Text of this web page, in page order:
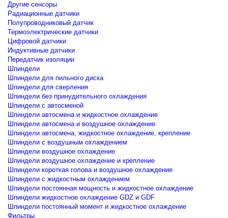
Другие сенсоры
Радиационные датчики
Полупроводниковый датчик
Термоэлектрические датчики
Цифровой датчики
Индуктивные датчики
Передатчик изоляции
Шпиндели
Шпиндели для пильного диска
Шпиндели для сверления
Шпиндели без принудительного охлаждения
Шпиндели с автосменой
Шпиндели автосмена и жидкостное охлаждение
Шпиндели автосмена и воздушное охлаждение
Шпиндели автосмена, жидкостное охлаждение, крепление
Шпиндели с воздушным охлаждением
Шпиндели воздушное охлаждение
Шпиндели воздушное охлаждение и крепление
Шпиндели короткая голова и воздушное охлаждение
Шпиндели с жидкостным охлаждением
Шпиндели постоянная мощность и жидкостное охлаждение
Шпиндели жидкостное охлаждение GDZ и GDF
Шпиндели постоянный момент и жидкостное охлаждение
Фильтры